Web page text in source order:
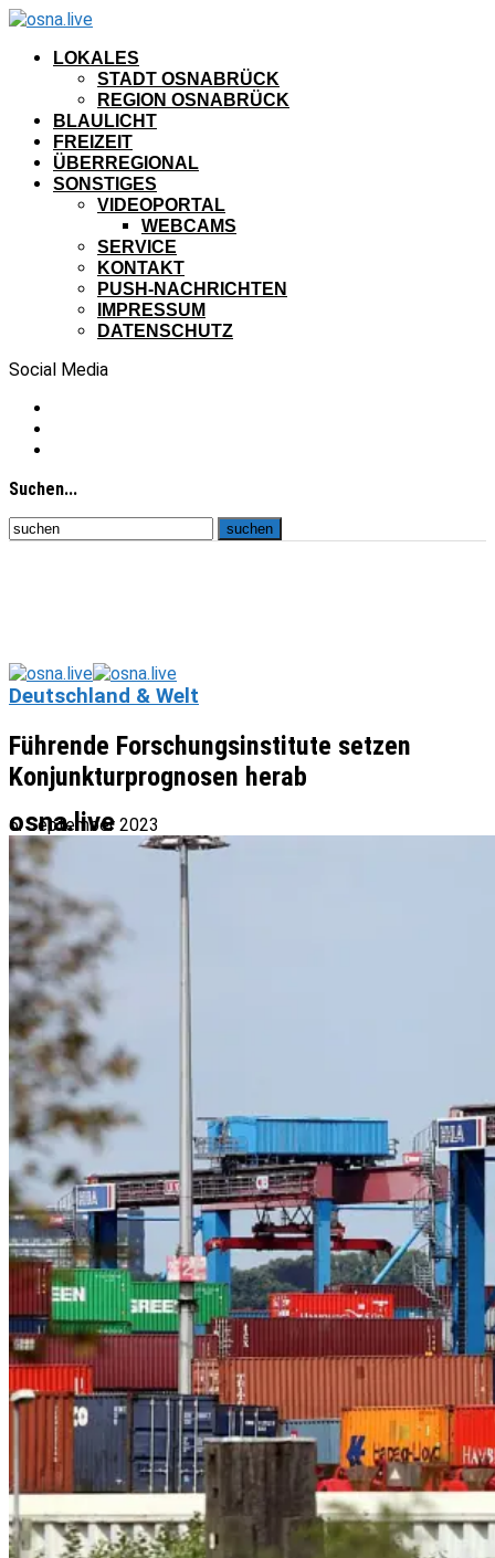
LOKALES
STADT OSNABRÜCK
REGION OSNABRÜCK
BLAULICHT
FREIZEIT
ÜBERREGIONAL
SONSTIGES
VIDEOPORTAL
WEBCAMS
SERVICE
KONTAKT
PUSH-NACHRICHTEN
IMPRESSUM
DATENSCHUTZ
Social Media
Suchen...
osna.live
Deutschland & Welt
Führende Forschungsinstitute setzen
Konjunkturprognosen herab
6. September 2023